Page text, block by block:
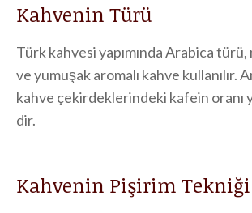
Kahvenin Türü
Türk kahvesi yapımında Arabica
ve yumuşak aromalı kahve kullanılır.
kahve çekirdeklerindeki kafein oranı
dir.
Kahvenin Pişirim Tekniği